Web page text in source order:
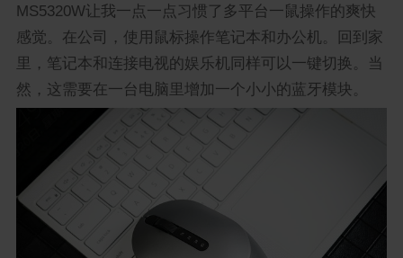
MS5320W让我一点一点习惯了多平台一鼠操作的爽快
感觉。在公司，使用鼠标操作笔记本和办公机。回到家
里，笔记本和连接电视的娱乐机同样可以一键切换。当
然，这需要在一台电脑里增加一个小小的蓝牙模块。